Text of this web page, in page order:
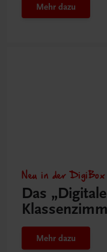
Mehr dazu
Neu in der DigiBox
Das „Digitale
Mehr dazu